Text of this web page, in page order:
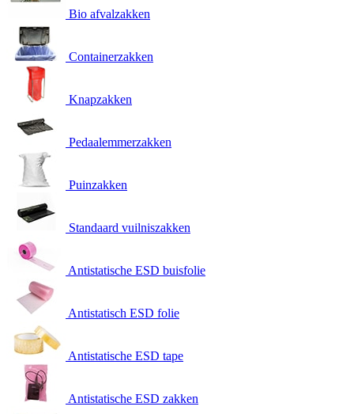
Bio afvalzakken
Containerzakken
Knapzakken
Pedaalemmerzakken
Puinzakken
Standaard vuilniszakken
Antistatische ESD buisfolie
Antistatisch ESD folie
Antistatische ESD tape
Antistatische ESD zakken